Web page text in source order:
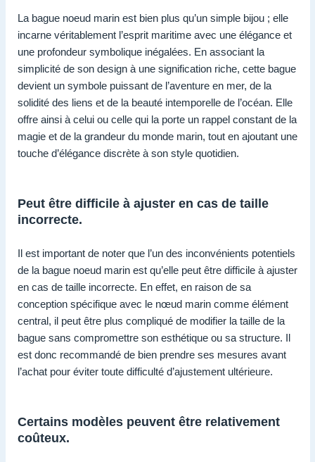
La bague noeud marin est bien plus qu’un simple bijou ; elle
incarne véritablement l’esprit maritime avec une élégance et
une profondeur symbolique inégalées. En associant la
simplicité de son design à une signification riche, cette bague
devient un symbole puissant de l’aventure en mer, de la
solidité des liens et de la beauté intemporelle de l’océan. Elle
offre ainsi à celui ou celle qui la porte un rappel constant de la
magie et de la grandeur du monde marin, tout en ajoutant une
touche d’élégance discrète à son style quotidien.
Peut être difficile à ajuster en cas de taille
incorrecte.
Il est important de noter que l’un des inconvénients potentiels
de la bague noeud marin est qu’elle peut être difficile à ajuster
en cas de taille incorrecte. En effet, en raison de sa
conception spécifique avec le nœud marin comme élément
central, il peut être plus compliqué de modifier la taille de la
bague sans compromettre son esthétique ou sa structure. Il
est donc recommandé de bien prendre ses mesures avant
l’achat pour éviter toute difficulté d’ajustement ultérieure.
Certains modèles peuvent être relativement
coûteux.